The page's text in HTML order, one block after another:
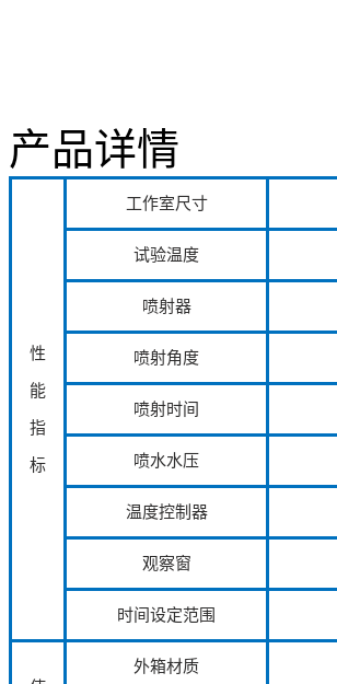
产品详情
性
能
指
标
工作室尺寸
试验温度
喷射器
喷射角度
喷射时间
喷水水压
温度控制器
观察窗
时间设定范围
外箱材质